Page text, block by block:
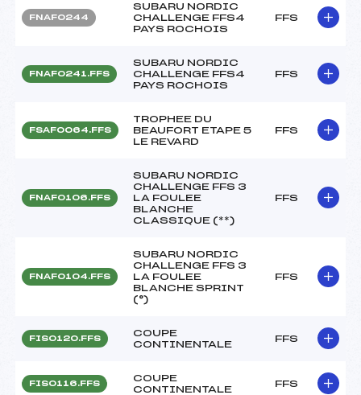
FNAF0244
SUBARU NORDIC
CHALLENGE FFS4
PAYS ROCHOIS
FFS
FNAF0241.FFS
SUBARU NORDIC
CHALLENGE FFS4
PAYS ROCHOIS
FFS
FSAF0064.FFS
TROPHEE DU
BEAUFORT ETAPE 5
LE REVARD
FFS
FNAF0106.FFS
SUBARU NORDIC
CHALLENGE FFS 3
LA FOULEE
BLANCHE
CLASSIQUE (**)
FFS
FNAF0104.FFS
SUBARU NORDIC
CHALLENGE FFS 3
LA FOULEE
BLANCHE SPRINT
(°)
FFS
FIS0120.FFS
COUPE
CONTINENTALE
FFS
FIS0116.FFS
COUPE
CONTINENTALE
FFS